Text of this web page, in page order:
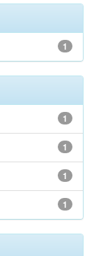
1
1
1
1
1